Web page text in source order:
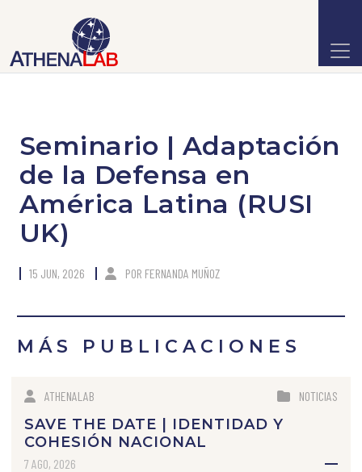
Seminario | Adaptación
de la Defensa en
América Latina (RUSI
UK)
15 JUN, 2026 POR FERNANDA MUÑOZ
MÁS PUBLICACIONES
ATHENALAB NOTICIAS
SAVE THE DATE | IDENTIDAD Y
COHESIÓN NACIONAL
7 AGO, 2026